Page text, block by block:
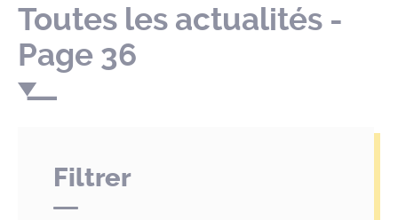
Toutes les actualités -
Page 36
Filtrer